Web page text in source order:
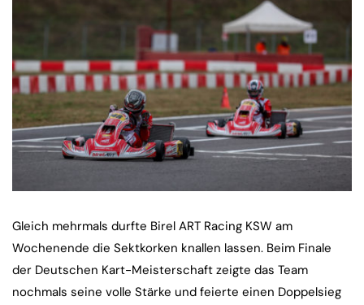
Gleich mehrmals durfte Birel ART Racing KSW am
Wochenende die Sektkorken knallen lassen. Beim Finale
der Deutschen Kart-Meisterschaft zeigte das Team
nochmals seine volle Stärke und feierte einen Doppelsieg